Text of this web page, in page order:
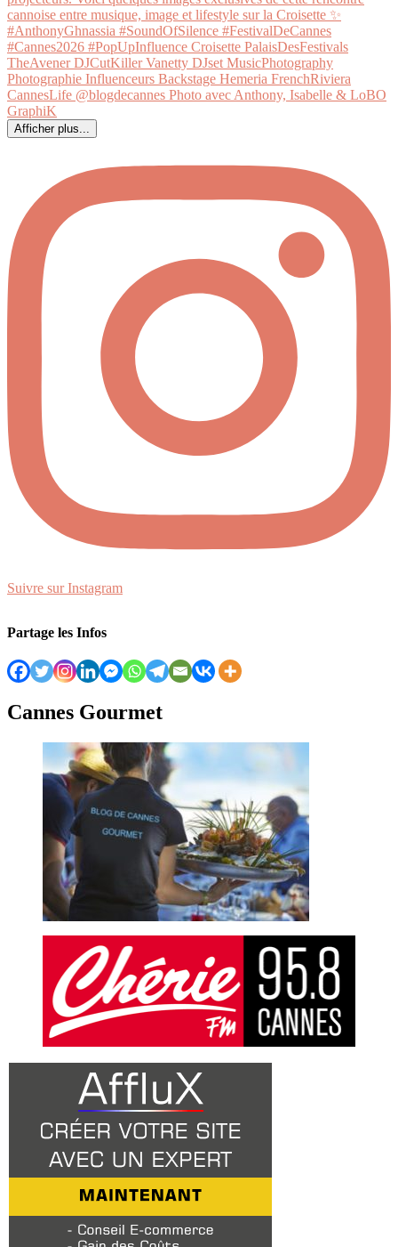
Afficher plus...
Suivre sur Instagram
Partage les Infos
Cannes Gourmet